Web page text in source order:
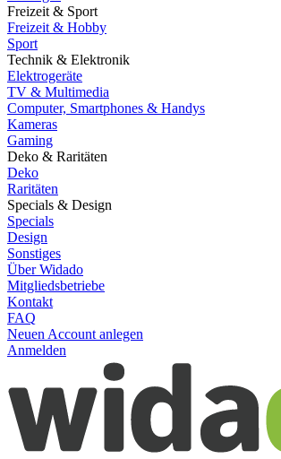
Freizeit & Sport
Freizeit & Hobby
Sport
Technik & Elektronik
Elektrogeräte
TV & Multimedia
Computer, Smartphones & Handys
Kameras
Gaming
Deko & Raritäten
Deko
Raritäten
Specials & Design
Specials
Design
Sonstiges
Über Widado
Mitgliedsbetriebe
Kontakt
FAQ
Neuen Account anlegen
Anmelden